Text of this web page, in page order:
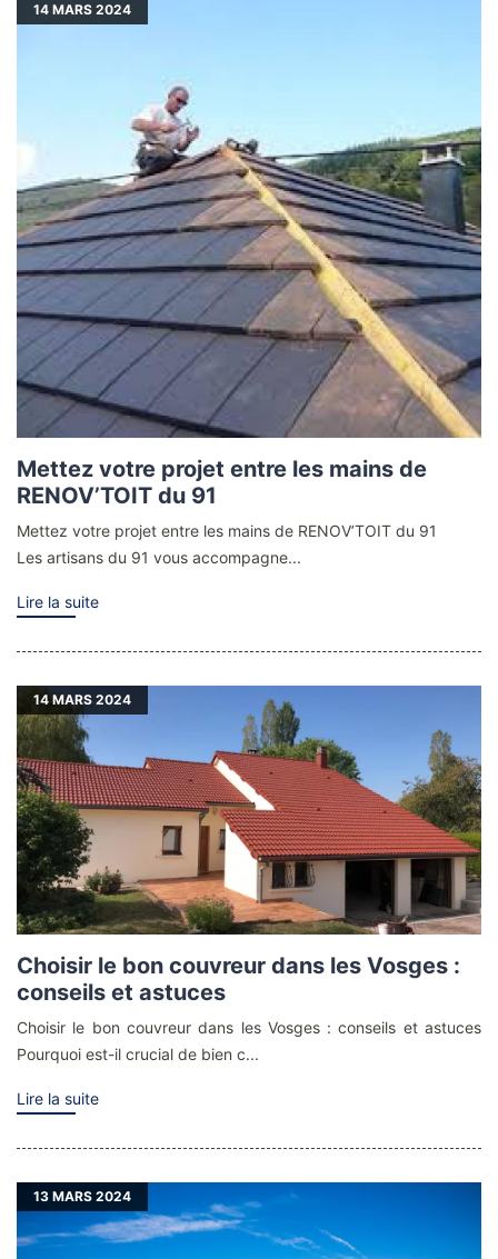
14 MARS 2024
Mettez votre projet entre les mains de
RENOV’TOIT du 91
Mettez votre projet entre les mains de RENOV’TOIT du 91
Les artisans du 91 vous accompagne...
Lire la suite
14 MARS 2024
Choisir le bon couvreur dans les Vosges :
conseils et astuces
Choisir le bon couvreur dans les Vosges : conseils et astuces
Pourquoi est-il crucial de bien c...
Lire la suite
13 MARS 2024